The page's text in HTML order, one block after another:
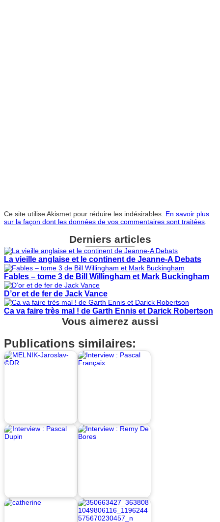
Ce site utilise Akismet pour réduire les indésirables. En savoir plus
sur la façon dont les données de vos commentaires sont traitées
Derniers articles
La vieille anglaise et le continent de Jeanne-A Debats
Fables – tome 3 de Bill Willingham et Mark Buckingham
D’or et de fer de Jack Vance
Ca va faire très mal ! de Garth Ennis et Darick Robertson
Vous aimerez aussi
Publications similaires: